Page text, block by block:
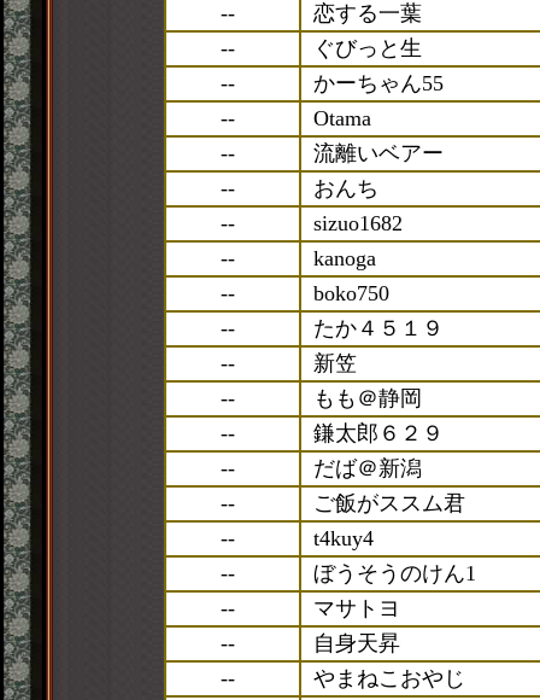
--
恋する一葉
--
ぐびっと生
--
かーちゃん55
--
Otama
--
流離いベアー
--
おんち
--
sizuo1682
--
kanoga
--
boko750
--
たか４５１９
--
新笠
--
もも＠静岡
--
鎌太郎６２９
--
だば＠新潟
--
ご飯がススム君
--
t4kuy4
--
ぼうそうのけん1
--
マサトヨ
--
自身天昇
--
やまねこおやじ